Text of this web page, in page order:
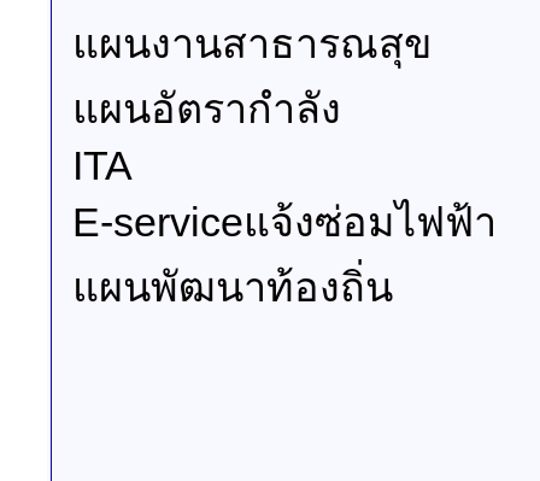
แผนงานสาธารณสุข
แผนอัตรากำลัง
ITA
E-serviceแจ้งซ่อมไฟฟ้า
แผนพัฒนาท้องถิ่น